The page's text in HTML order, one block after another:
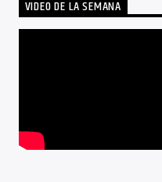
VIDEO DE LA SEMANA